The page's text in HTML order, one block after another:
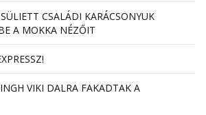
CSALÁDI KARÁCSONYUK
A MOKKA NÉZŐIT
VIKI DALRA FAKADTAK A